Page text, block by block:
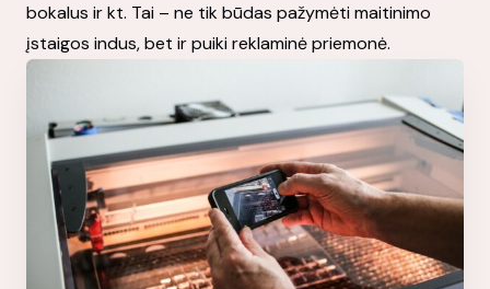
bokalus ir kt. Tai – ne tik būdas pažymėti maitinimo
įstaigos indus, bet ir puiki reklaminė priemonė.